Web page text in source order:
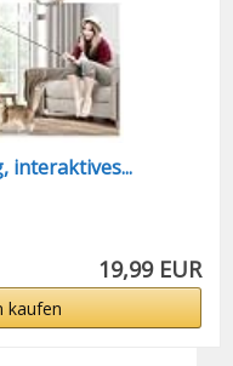
interaktives...
19,99 EUR
kaufen